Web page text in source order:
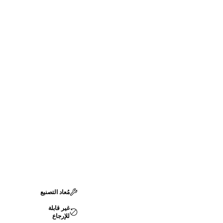
مُعاد التصنيع
غير قابلة
للإرجاع